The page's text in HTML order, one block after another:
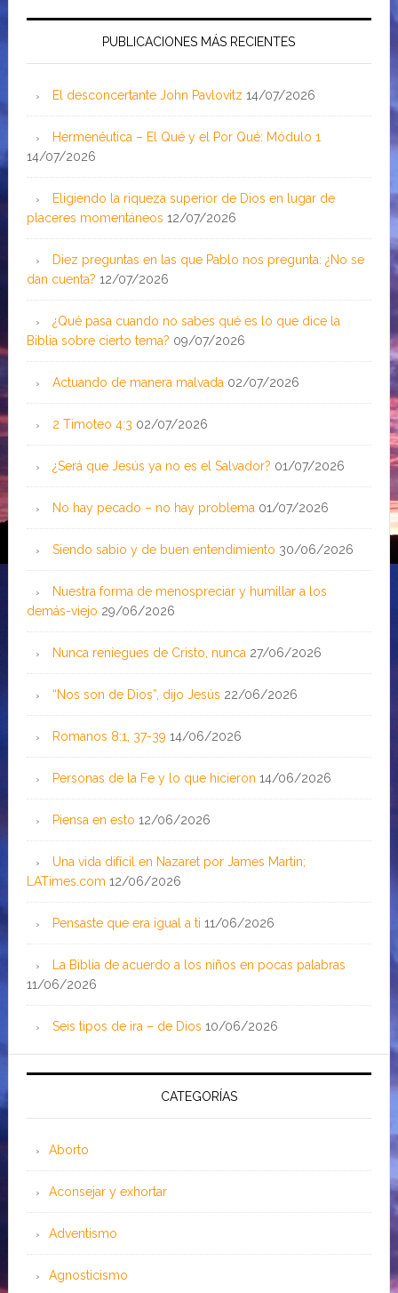
PUBLICACIONES MÁS RECIENTES
El desconcertante John Pavlovitz 14/07/2026
Hermenéutica – El Qué y el Por Qué: Módulo 1
14/07/2026
Eligiendo la riqueza superior de Dios en lugar de
placeres momentáneos 12/07/2026
Diez preguntas en las que Pablo nos pregunta: ¿No se
dan cuenta? 12/07/2026
¿Qué pasa cuando no sabes qué es lo que dice la
Biblia sobre cierto tema? 09/07/2026
Actuando de manera malvada 02/07/2026
2 Timoteo 4:3 02/07/2026
¿Será que Jesús ya no es el Salvador? 01/07/2026
No hay pecado – no hay problema 01/07/2026
Siendo sabio y de buen entendimiento 30/06/2026
Nuestra forma de menospreciar y humillar a los
demás-viejo 29/06/2026
Nunca reniegues de Cristo, nunca 27/06/2026
“Nos son de Dios”, dijo Jesús 22/06/2026
Romanos 8:1, 37-39 14/06/2026
Personas de la Fe y lo que hicieron 14/06/2026
Piensa en esto 12/06/2026
Una vida difícil en Nazaret por James Martin;
LATimes.com 12/06/2026
Pensaste que era igual a ti 11/06/2026
La Biblia de acuerdo a los niños en pocas palabras
11/06/2026
Seis tipos de ira – de Dios 10/06/2026
CATEGORÍAS
Aborto
Aconsejar y exhortar
Adventismo
Agnosticismo